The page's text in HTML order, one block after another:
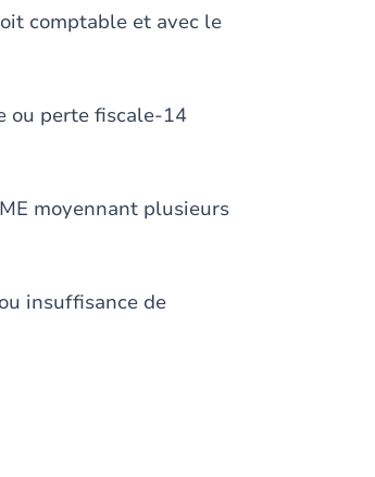
comptable et avec le
ou perte fiscale-14
moyennant plusieurs
insuffisance de